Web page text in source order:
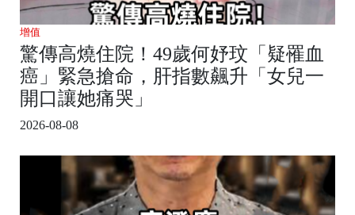
增值
驚傳高燒住院！49歲何妤玟「疑罹血
癌」緊急搶命，肝指數飆升「女兒一
開口讓她痛哭」
2026-08-08